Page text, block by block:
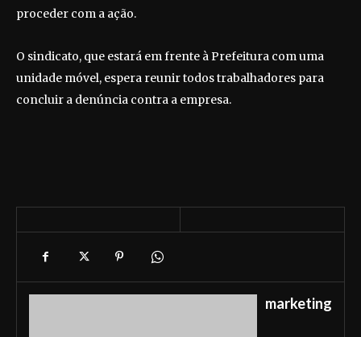
proceder com a ação.
O sindicato, que estará em frente à Prefeitura com uma
unidade móvel, espera reunir todos trabalhadores para
concluir a denúncia contra a empresa.
marketing